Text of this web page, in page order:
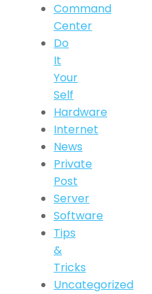
Command
Center
Do
It
Your
Self
Hardware
Internet
News
Private
Post
Server
Software
Tips
&
Tricks
Uncategorized